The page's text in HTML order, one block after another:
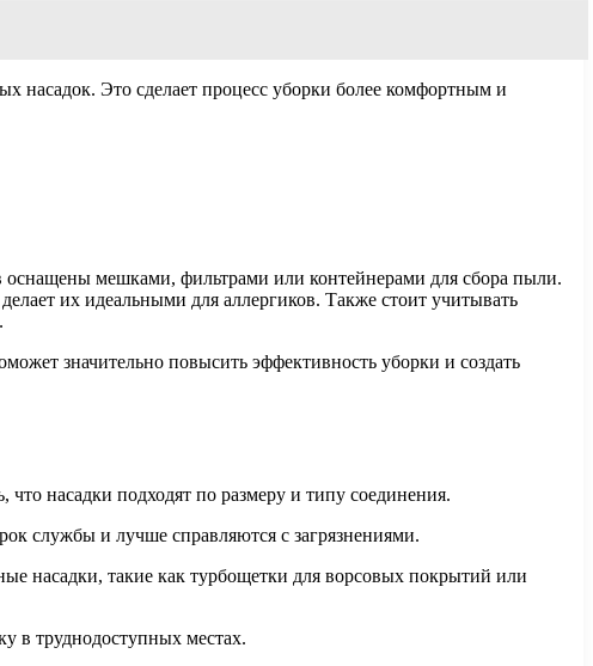
насадок. Это сделает процесс уборки более комфортным и
мешками, фильтрами или контейнерами для сбора пыли.
их идеальными для аллергиков. Также стоит учитывать
значительно повысить эффективность уборки и создать
насадки подходят по размеру и типу соединения.
службы и лучше справляются с загрязнениями.
насадки, такие как турбощетки для ворсовых покрытий или
в труднодоступных местах.